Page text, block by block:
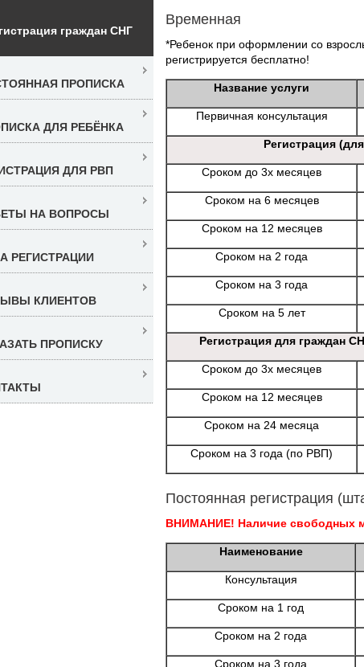
Временная
*Ребенок при оформлении со
регистрируется бесплатно!
Название услуги
Первичная консультация
Регистрация
Сроком до 3х месяцев
Сроком на 6 месяцев
Сроком на 12 месяцев
Сроком на 2 года
Сроком на 3 года
Сроком на 5 лет
Регистрация для граждан
Сроком до 3х месяцев
Сроком на 12 месяцев
Сроком на 24 месяца
Сроком на 3 года (по РВП)
Постоянная регистрация
ВНИМАНИЕ! Наличие свободных
Наименование
Консультация
Сроком на 1 год
Сроком на 2 года
Сроком на 3 года
граждан СНГ
ПРОПИСКА
ДЛЯ РЕБЁНКА
ДЛЯ РВП
НА ВОПРОСЫ
РЕГИСТРАЦИИ
КЛИЕНТОВ
ПРОПИСКУ